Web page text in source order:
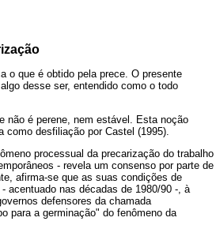
o que é obtido pela prece. O presente
desse ser, entendido como o todo
não é perene, nem estável. Esta noção
desfiliação por Castel (1995).
processual da precarização do trabalho
- revela um consenso por parte de
afirma-se que as suas condições de
acentuado nas décadas de 1980/90 -, à
defensores da chamada
para a germinação" do fenômeno da